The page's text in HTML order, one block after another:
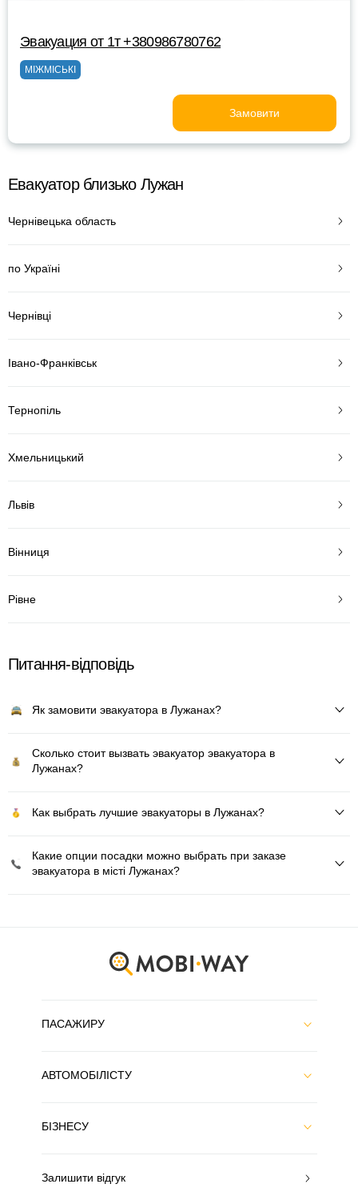
Эвакуация от 1т +380986780762
МІЖМІСЬКІ
Замовити
Евакуатор близько Лужан
Чернівецька область
по Україні
Чернівці
Івано-Франківськ
Тернопіль
Хмельницький
Львів
Вінниця
Рівне
Питання-відповідь
Як замовити эвакуатора в Лужанах?
Сколько стоит вызвать эвакуатор эвакуатора в
Лужанах?
Как выбрать лучшие эвакуаторы в Лужанах?
Какие опции посадки можно выбрать при заказе
эвакуатора в місті Лужанах?
ПАСАЖИРУ
АВТОМОБІЛІСТУ
БІЗНЕСУ
Залишити відгук